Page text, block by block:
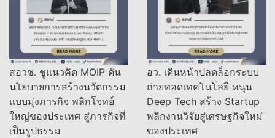
สอวช. ชูแนวคิด MOIP ดัน
นโยบายการสร้างนวัตกรรม
แบบมุ่งภารกิจ พลิกโจทย์
ใหญ่ของประเทศ สู่ภารกิจที่
เป็นรูปธรรม
อว. เดินหน้าปลดล็อกระบบ
ถ่ายทอดเทคโนโลยี หนุน
Deep Tech สร้าง Startup
พลิกงานวิจัยสู่เศรษฐกิจใหม่
ของประเทศ